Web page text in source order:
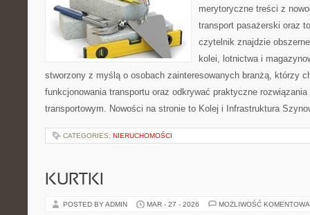
merytoryczne treści z
transport pasażerski oraz
czytelnik znajdzie
kolei, lotnictwa i
stworzony z myślą o osobach zainteresowanych branżą, którzy
funkcjonowania transportu oraz odkrywać praktyczne
transportowym. Nowości na stronie to Kolej i Infrastruktura
CATEGORIES: NIERUCHOMOŚCI
KURTKI
POSTED BY ADMIN MAR - 27 - 2026 MOŻLIWOŚĆ